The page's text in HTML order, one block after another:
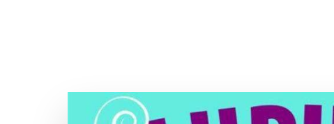
YouTube Thumbnail Lupus Locks